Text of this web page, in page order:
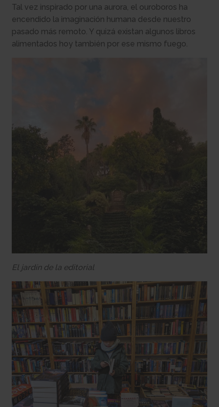
Tal vez inspirado por una aurora, el ouroboros ha
encendido la imaginación humana desde nuestro
pasado más remoto. Y quizá existan algunos libros
alimentados hoy también por ese mismo fuego.
El jardín de la editorial